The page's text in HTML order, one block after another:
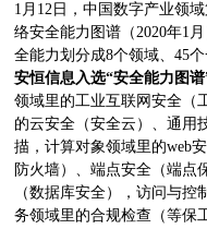
1月12日，中国数字产业领
络安全能力图谱（2020年1
全能力划分成8个领域、45
安恒信息入选“安全能力图
领域里的工业互联网安全（
的云安全（安全云）、通用
描，计算对象领域里的web
防火墙）、端点安全（端点
（数据库安全），访问与
务领域里的合规检查（等保